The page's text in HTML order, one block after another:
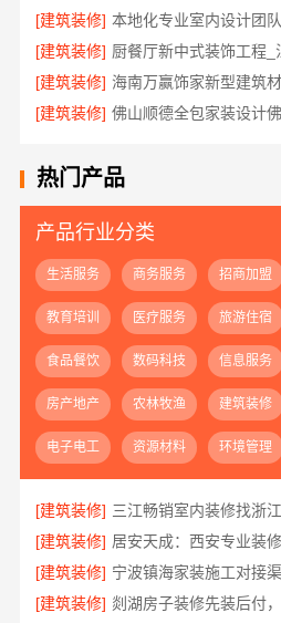
[建筑装修]
[建筑装修]
[建筑装修]
[建筑装修]
热门产品
产品行业分类
生活服务 商务服务 招商加盟
教育培训 医疗服务 旅游住宿
食品餐饮 数码科技 信息服务
房产地产 农林牧渔 建筑装修
电子电工 资源材料 环境管理
[建筑装修] 三江畅销室内装修找浙
[建筑装修] 居安天成：西安专业装
[建筑装修]
[建筑装修]